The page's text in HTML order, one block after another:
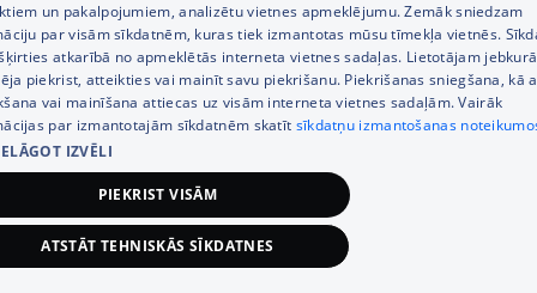
Līdz
32GB
vienotās atmiņas
Līdz
4TB
datu glabāšanai
Līdz
48GB
vienotās atmiņas
Līdz
4TB
datu glabāšanai
Līdz
128
vienotās
RUSSIAN
ENGLISH
un pakalpojumiem, analizētu vietnes apmeklējumu. Zemāk sniedzam
par visām sīkdatnēm, kuras tiek izmantotas mūsu tīmekļa vietnēs.
atkarībā no apmeklētās interneta vietnes sadaļas. Lietotājam
piekrist, atteikties vai mainīt savu piekrišanu. Piekrišanas sniegšana, kā
vai mainīšana attiecas uz visām interneta vietnes sadaļām. Vairāk
par izmantotajām sīkdatnēm skatīt sīkdatņu izmantošanas
IZVĒLI
PIEKRIST VISĀM
ATSTĀT TEHNISKĀS SĪKDATNES